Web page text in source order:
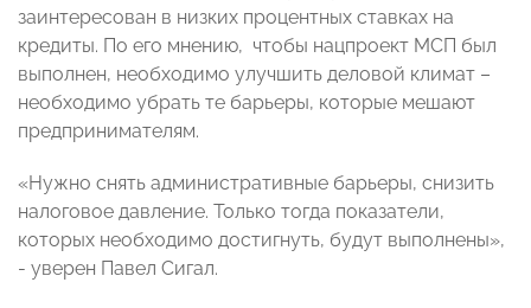
заинтересован в низких процентных ставках на
кредиты. По его мнению, чтобы нацпроект МСП был
выполнен, необходимо улучшить деловой климат –
необходимо убрать те барьеры, которые мешают
предпринимателям.
«Нужно снять административные барьеры, снизить
налоговое давление. Только тогда показатели,
которых необходимо достигнуть, будут выполнены»,
- уверен Павел Сигал.